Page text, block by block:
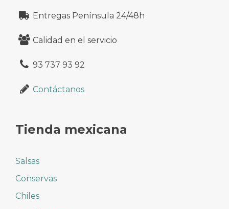
Entregas Península 24/48h
Calidad en el servicio
93 737 93 92
Contáctanos
Tienda mexicana
Salsas
Conservas
Chiles